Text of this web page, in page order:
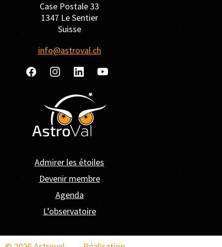
Case Postale 33
1347 Le Sentier
Suisse
info@astroval.ch
Admirer les étoiles
Devenir membre
Agenda
L’observatoire